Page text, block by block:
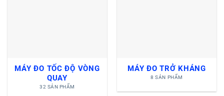
MÁY ĐO TỐC ĐỘ VÒNG
QUAY
32 SẢN PHẨM
MÁY ĐO TRỞ KHÁNG
8 SẢN PHẨM